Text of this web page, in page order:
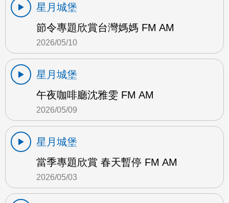
星月城堡
節令專題欣賞台灣媽媽 FM AM
2026/05/10
星月城堡
午夜咖啡廳沈雅雯 FM AM
2026/05/09
星月城堡
當季專題欣賞 春天暫停 FM AM
2026/05/03